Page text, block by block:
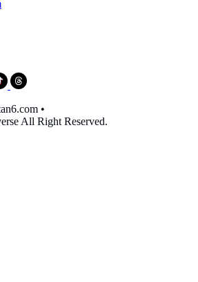
•
All Right Reserved.